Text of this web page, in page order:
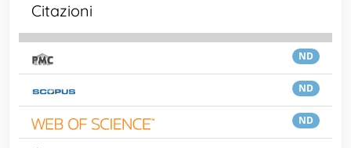
Citazioni
ND
ND
ND